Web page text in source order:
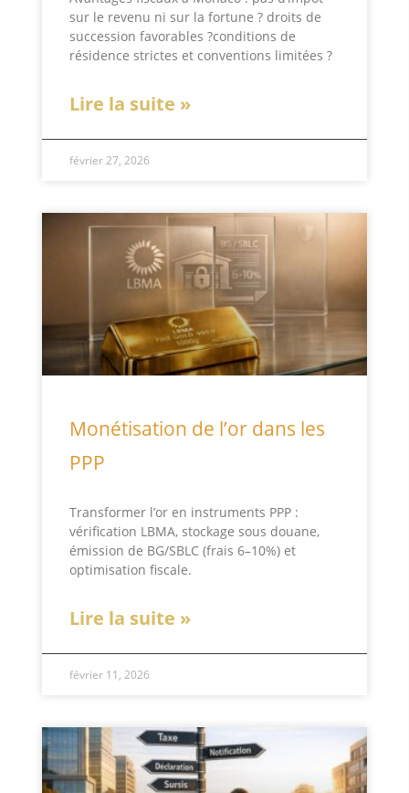
sur le revenu ni sur la fortune ? droits de
succession favorables ?conditions de
résidence strictes et conventions limitées ?
Lire la suite »
février 27, 2026
Monétisation de l’or dans les
PPP
Transformer l’or en instruments PPP :
vérification LBMA, stockage sous douane,
émission de BG/SBLC (frais 6–10%) et
optimisation fiscale.
Lire la suite »
février 11, 2026